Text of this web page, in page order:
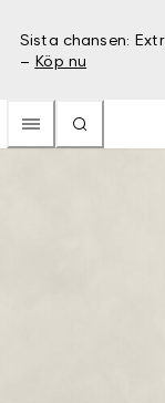
Sista chansen:
– Köp nu